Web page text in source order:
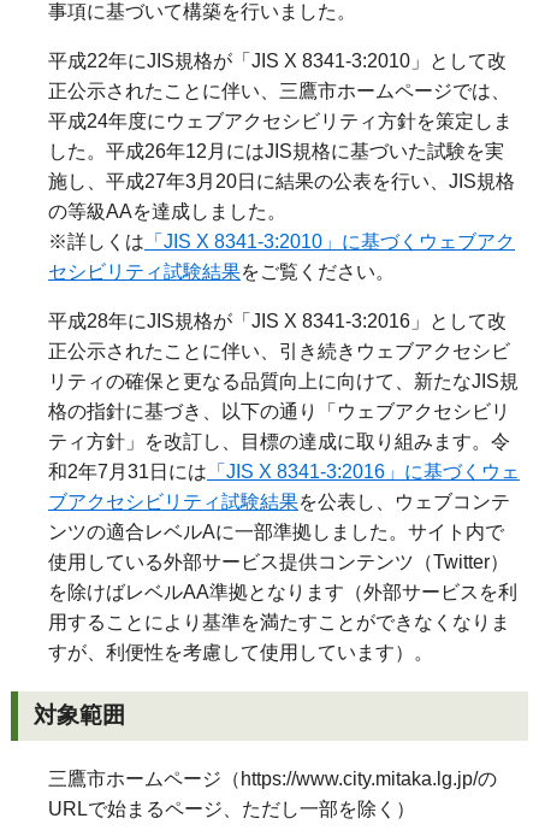
事項に基づいて構築を行いました。
平成22年にJIS規格が「JIS X 8341-3:2010」として改
正公示されたことに伴い、三鷹市ホームページでは、
平成24年度にウェブアクセシビリティ方針を策定しま
した。平成26年12月にはJIS規格に基づいた試験を実
施し、平成27年3月20日に結果の公表を行い、 JIS規格
の等級AAを達成しました。
※詳しくは 「JIS X 8341-3:2010」に基づくウェブアク
セシビリティ試験結果をご覧ください。
平成28年にJIS規格が「JIS X 8341-3:2016」として改
正公示されたことに伴い、引き続きウェブアクセシビ
リティの確保と更なる品質向上に向けて、新たなJIS規
格の指針に基づき、以下の通り「ウェブアクセシビリ
ティ方針」を改訂し、目標の達成に取り組みます。令
和2年7月31日には 「JIS X 8341-3:2016」に基づくウェ
ブアクセシビリティ試験結果を公表し、ウェブコンテ
ンツの適合レベルAに一部準拠しました。サイト内で
使用している外部サービス提供コンテンツ（Twitter）
を除けばレベルAA準拠となります（外部サービスを利
用することにより基準を満たすことができなくなりま
すが、利便性を考慮して使用しています）。
対象範囲
三鷹市ホームページ（https://www.city.mitaka.lg.jp/の
URLで始まるページ、ただし一部を除く）